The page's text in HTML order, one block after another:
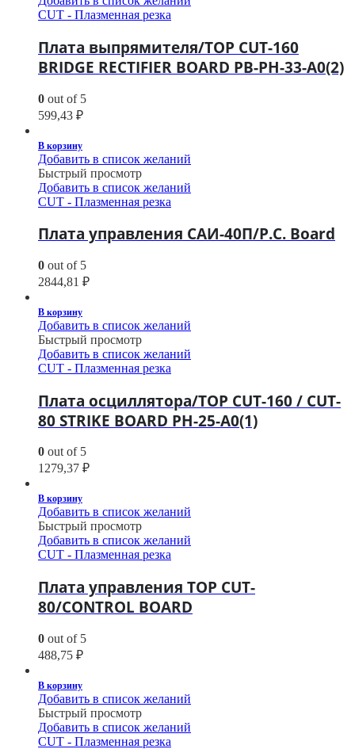
CUT - Плазменная резка
Плата выпрямителя/TOP CUT-160
BRIDGE RECTIFIER BOARD PB-PH-33-A0(2)
0 out of 5
599,43 ₽
В корзину
Добавить в список желаний
Быстрый просмотр
Добавить в список желаний
CUT - Плазменная резка
Плата управления САИ-40П/P.C. Board
0 out of 5
2844,81 ₽
В корзину
Добавить в список желаний
Быстрый просмотр
Добавить в список желаний
CUT - Плазменная резка
Плата осциллятора/TOP CUT-160 / CUT-
80 STRIKE BOARD PH-25-A0(1)
0 out of 5
1279,37 ₽
В корзину
Добавить в список желаний
Быстрый просмотр
Добавить в список желаний
CUT - Плазменная резка
Плата управления TOP CUT-
80/CONTROL BOARD
0 out of 5
488,75 ₽
В корзину
Добавить в список желаний
Быстрый просмотр
Добавить в список желаний
CUT - Плазменная резка